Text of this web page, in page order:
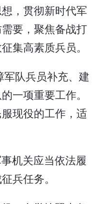
，贯彻新时代军
要，聚焦备战打
集高素质兵员。
队兵员补充、建
一项重要工作。
现役的工作，适
机关应当依法履
兵任务。